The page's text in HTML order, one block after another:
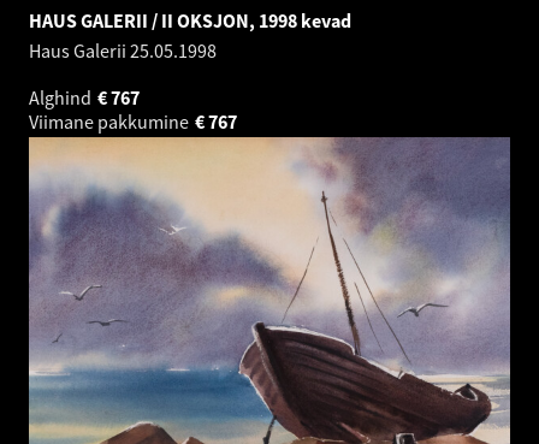
HAUS GALERII / II OKSJON, 1998 kevad
Haus Galerii 25.05.1998
Alghind
767
€
Viimane pakkumine
767
€